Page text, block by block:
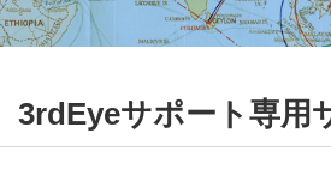
3rdEyeサポート専用